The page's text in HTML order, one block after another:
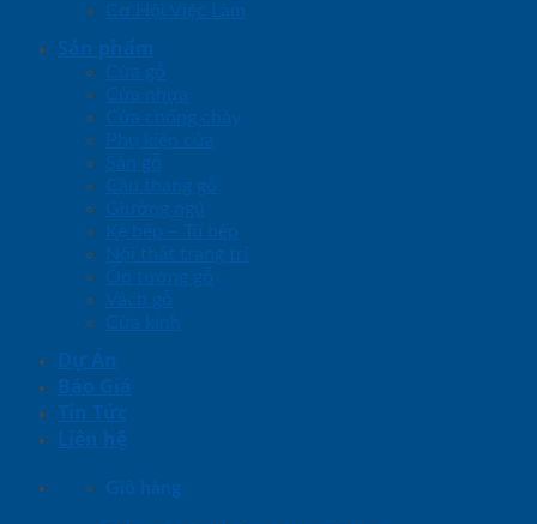
Cơ Hội Việc Làm
Sản phẩm
Cửa gỗ
Cửa nhựa
Cửa chống cháy
Phụ kiện cửa
Sàn gỗ
Cầu thang gỗ
Giường ngủ
Kệ bếp – Tủ bếp
Nội thất trang trí
Ốp tường gỗ
Vách gỗ
Cửa kính
Dự Án
Báo Giá
Tin Tức
Liên hệ
Giỏ hàng